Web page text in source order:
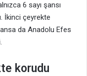
6 sayı şansı
İkinci çeyrekte
da Anadolu Efes
korudu